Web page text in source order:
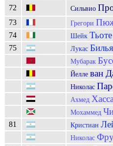
72
Сильвио
73
Грегори
74
Шейк Тьоте
75
Лукас Билья
Мубарак
Йелле ван
Николас
Ахмед
Мохаммед
81
Кристиан
Николас